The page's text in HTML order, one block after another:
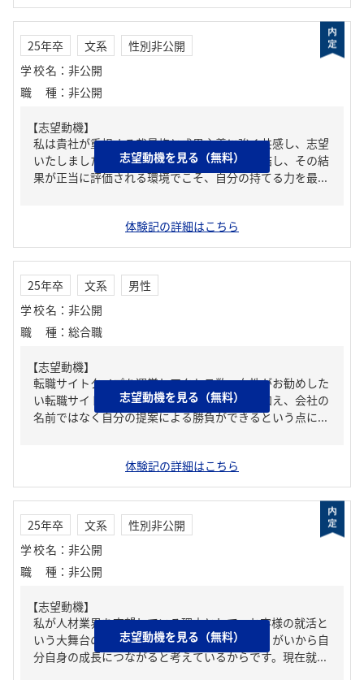
25年卒 文系
性別非公開
学校名 ： 非公開
職種 ： 非公開
【志望動機】
私は貴社が重視する裁量権と成果主義に強く共感し、志望
いたしました。自身の能力や努力が成果に直結し、その結
果が正当に評価される環境でこそ、自分の持てる力を最...
体験記の詳細はこちら
志望動機を見る（無料）
25年卒 文系
男性
学校名 ： 非公開
職種 ： 総合職
【志望動機】
転職サイトタイプを運営しアクセス数・女性がお勧めした
い転職サイトナンバーワンを獲得しているに加え、会社の
名前ではなく自分の提案による勝負ができるという点に...
体験記の詳細はこちら
志望動機を見る（無料）
25年卒 文系
性別非公開
学校名 ： 非公開
職種 ： 非公開
【志望動機】
私が人材業界を志望している理由として、お客様の就活と
いう大舞台のサポート、そしてそういったやりがいから自
分自身の成長につながると考えているからです。現在就...
志望動機を見る（無料）